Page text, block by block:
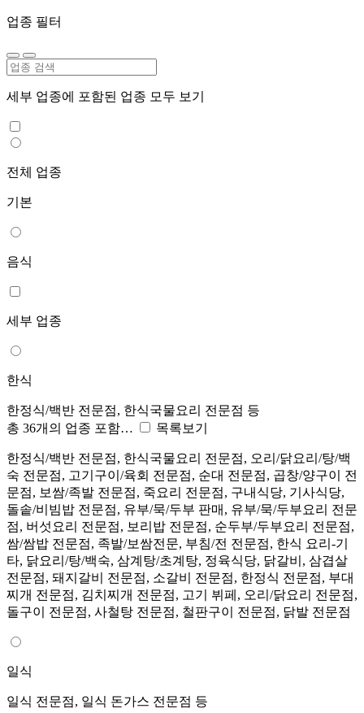
업종 필터
세부 업종에 포함된 업종 모두 보기
전체 업종
기본
음식
세부 업종
한식
한정식/백반 전문점, 한식국물요리 전문점 등
총 36개의 업종 포함…
목록보기
한정식/백반 전문점, 한식국물요리 전문점, 오리/닭요리/탕/백
숙 전문점, 고기구이/육회 전문점, 순대 전문점, 곱창/양구이 전
문점, 보쌈/족발 전문점, 죽요리 전문점, 구내식당, 기사식당,
돌솥/비빔밥 전문점, 유부/묵/두부 판매, 유부/묵/두부요리 전문
점, 버섯요리 전문점, 보리밥 전문점, 순두부/두부요리 전문점,
쌈/쌈밥 전문점, 족발/보쌈전문, 부침/전 전문점, 한식 요리-기
타, 닭요리/탕/백숙, 삼계탕/초계탕, 정육식당, 닭갈비, 삼겹살
전문점, 돼지갈비 전문점, 소갈비 전문점, 한정식 전문점, 부대
찌개 전문점, 김치찌개 전문점, 고기 뷔페, 오리/닭요리 전문점,
돌구이 전문점, 사철탕 전문점, 철판구이 전문점, 닭발 전문점
일식
일식 전문점, 일식 돈가스 전문점 등